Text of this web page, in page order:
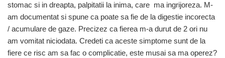
stomac si in dreapta, palpitatii la inima, care ma ingrijoreza. M-
am documentat si spune ca poate sa fie de la digestie incorecta
/ acumulare de gaze. Precizez ca fierea m-a durut de 2 ori nu
am vomitat niciodata. Credeti ca aceste simptome sunt de la
fiere ce risc am sa fac o complicatie, este musai sa ma operez?